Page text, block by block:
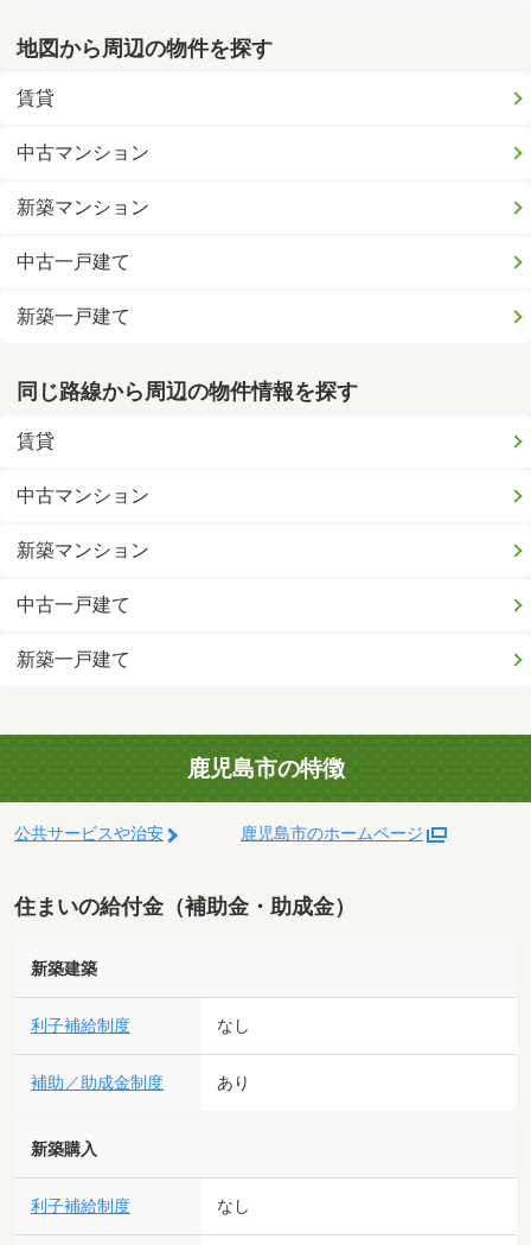
地図から周辺の物件を探す
賃貸
中古マンション
新築マンション
中古一戸建て
新築一戸建て
同じ路線から周辺の物件情報を探す
賃貸
中古マンション
新築マンション
中古一戸建て
新築一戸建て
鹿児島市の特徴
公共サービスや治安 鹿児島市のホームページ
住まいの給付金（補助金・助成金）
新築建築
利子補給制度 なし
補助／助成金制度 あり
新築購入
利子補給制度 なし